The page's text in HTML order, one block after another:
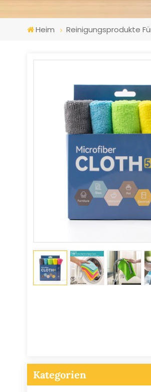
Heim Reinigungsprodukte
Kategorien